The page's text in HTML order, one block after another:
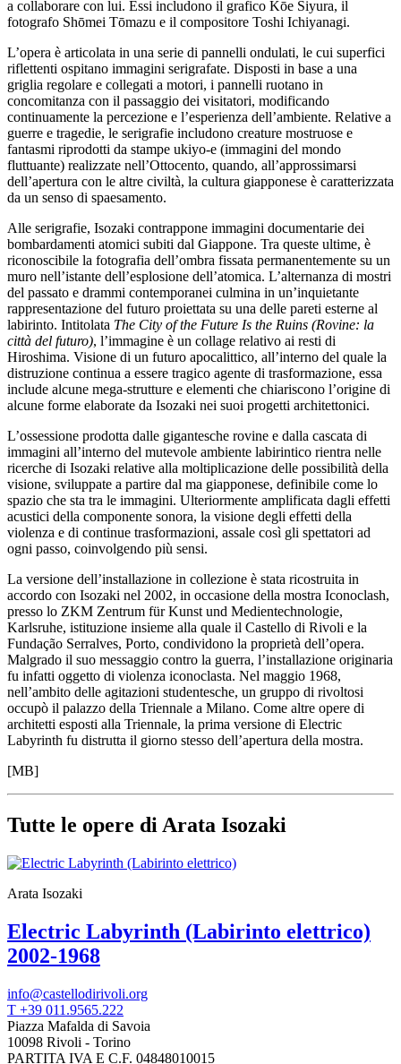
Scuole
Visite
Progetto
Summer
School
Progetti
Speciali
EN
Ricerca
Storia
Sedi
Tutte
le
sedi
Edificio
Castello
Manica
Lunga
Villa
Cerruti
Cosmo
Digitale
EN
Visita
Biglietti
Shop
Chi
siamo
Area
Media
Organizza
il
tuo
evento
Amministrazione
trasparente
Whistleblowing
Sostieni
il
museo
EN
a collaborare con lui. Essi includono il grafico Kōe Siyura, il
fotografo Shōmei Tōmazu e il compositore Toshi Ichiyanagi.
L’opera è articolata in una serie di pannelli ondulati, le cui superfici
riflettenti ospitano immagini serigrafate. Disposti in base a una
griglia regolare e collegati a motori, i pannelli ruotano in
concomitanza con il passaggio dei visitatori, modificando
continuamente la percezione e l’esperienza dell’ambiente. Relative a
guerre e tragedie, le serigrafie includono creature mostruose e
fantasmi riprodotti da stampe ukiyo-e (immagini del mondo
fluttuante) realizzate nell’Ottocento, quando, all’approssimarsi
dell’apertura con le altre civiltà, la cultura giapponese è caratterizzata
da un senso di spaesamento.
Alle serigrafie, Isozaki contrappone immagini documentarie dei
bombardamenti atomici subiti dal Giappone. Tra queste ultime, è
riconoscibile la fotografia dell’ombra fissata permanentemente su un
muro nell’istante dell’esplosione dell’atomica. L’alternanza di mostri
del passato e drammi contemporanei culmina in un’inquietante
rappresentazione del futuro proiettata su una delle pareti esterne al
labirinto. Intitolata The City of the Future Is the Ruins (Rovine: la
città del futuro), l’immagine è un collage relativo ai resti di
Hiroshima. Visione di un futuro apocalittico, all’interno del quale la
distruzione continua a essere tragico agente di trasformazione, essa
include alcune mega-strutture e elementi che chiariscono l’origine di
alcune forme elaborate da Isozaki nei suoi progetti architettonici.
L’ossessione prodotta dalle gigantesche rovine e dalla cascata di
immagini all’interno del mutevole ambiente labirintico rientra nelle
ricerche di Isozaki relative alla moltiplicazione delle possibilità della
visione, sviluppate a partire dal ma giapponese, definibile come lo
spazio che sta tra le immagini. Ulteriormente amplificata dagli effetti
acustici della componente sonora, la visione degli effetti della
violenza e di continue trasformazioni, assale così gli spettatori ad
ogni passo, coinvolgendo più sensi.
La versione dell’installazione in collezione è stata ricostruita in
accordo con Isozaki nel 2002, in occasione della mostra Iconoclash,
presso lo ZKM Zentrum für Kunst und Medientechnologie,
Karlsruhe, istituzione insieme alla quale il Castello di Rivoli e la
Fundação Serralves, Porto, condividono la proprietà dell’opera.
Malgrado il suo messaggio contro la guerra, l’installazione originaria
fu infatti oggetto di violenza iconoclasta. Nel maggio 1968,
nell’ambito delle agitazioni studentesche, un gruppo di rivoltosi
occupò il palazzo della Triennale a Milano. Come altre opere di
architetti esposti alla Triennale, la prima versione di Electric
Labyrinth fu distrutta il giorno stesso dell’apertura della mostra.
[MB]
Tutte le opere di Arata Isozaki
Arata Isozaki
Electric Labyrinth (Labirinto elettrico)
2002-1968
info@castellodirivoli.org
T +39 011.9565.222
Piazza Mafalda di Savoia
10098 Rivoli - Torino
PARTITA IVA E C.F. 04848010015